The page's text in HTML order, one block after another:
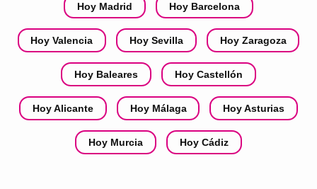
Hoy Madrid Hoy Barcelona
Hoy Valencia Hoy Sevilla Hoy Zaragoza
Hoy Baleares Hoy Castellón
Hoy Alicante Hoy Málaga Hoy Asturias
Hoy Murcia Hoy Cádiz